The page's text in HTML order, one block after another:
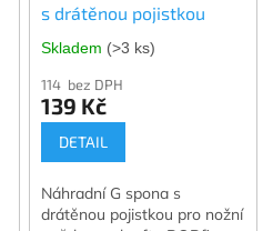
s drátěnou pojistkou
Skladem (>3 ks)
114 bez DPH
139 Kč
DETAIL
Náhradní G spona s
drátěnou pojistkou pro nožní